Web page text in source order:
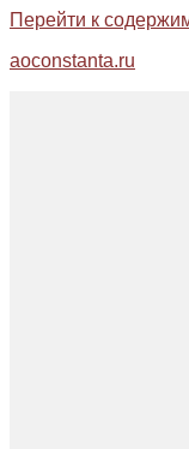
Перейти к
aoconstanta.ru